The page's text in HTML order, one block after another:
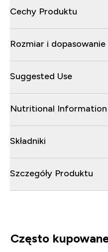
Cechy Produktu
Rozmiar i dopasowanie
Suggested Use
Nutritional Information
Składniki
Szczegóły Produktu
Często